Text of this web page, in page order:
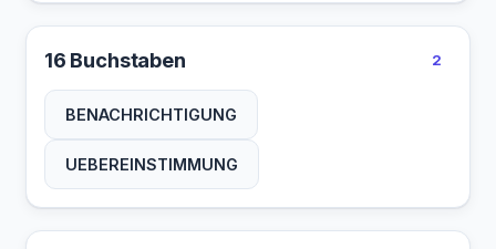
16 Buchstaben 2
BENACHRICHTIGUNG
UEBEREINSTIMMUNG